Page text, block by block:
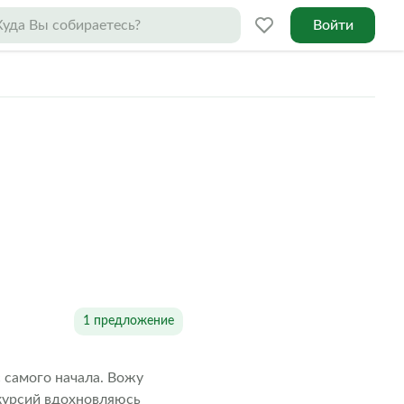
Войти
1 предложение
самого начала. Вожу
вдохновляюсь